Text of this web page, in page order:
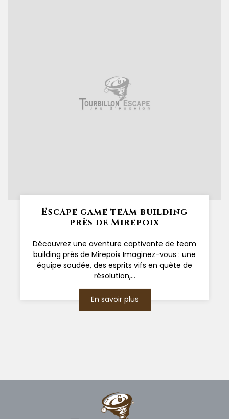
Escape game team building
près de Mirepoix
Découvrez une aventure captivante de team
building près de Mirepoix Imaginez-vous : une
équipe soudée, des esprits vifs en quête de
résolution,...
En savoir plus